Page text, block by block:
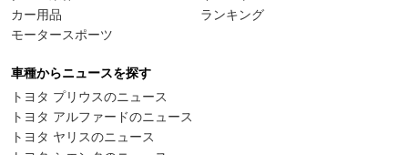
カー用品
モータースポーツ
ランキング
車種からニュースを探す
トヨタ プリウスのニュース
トヨタ アルファードのニュース
トヨタ ヤリスのニュース